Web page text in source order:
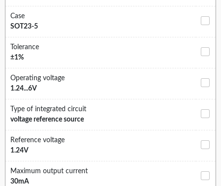
Case
SOT23-5
Tolerance
±1%
Operating voltage
1.24...6V
Type of integrated circuit
voltage reference source
Reference voltage
1.24V
Maximum output current
30mA